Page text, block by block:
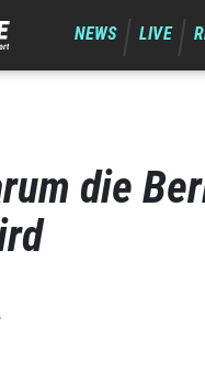
NEWS LIVE
die